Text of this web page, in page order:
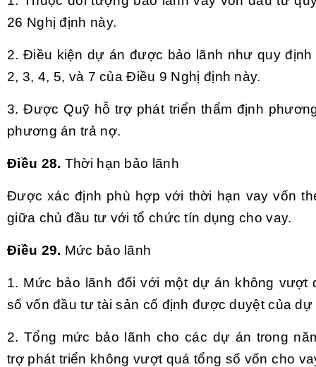
26 Nghị định này.
2. Điều kiện dự án được bảo lãnh như quy định
2, 3, 4, 5, và 7 của Điều 9 Nghị định này.
3. Được Quỹ hỗ trợ phát triển thẩm định
phương án trả nợ.
Điều 28. Thời hạn bảo lãnh
Được xác định phù hợp với thời hạn vay vốn
giữa chủ đầu tư với tổ chức tín dụng cho vay.
Điều 29. Mức bảo lãnh
1. Mức bảo lãnh đối với một dự án không vượt
số vốn đầu tư tài sản cố định được duyệt của dự
2. Tổng mức bảo lãnh cho các dự án trong
trợ phát triển không vượt quá tổng số vốn cho